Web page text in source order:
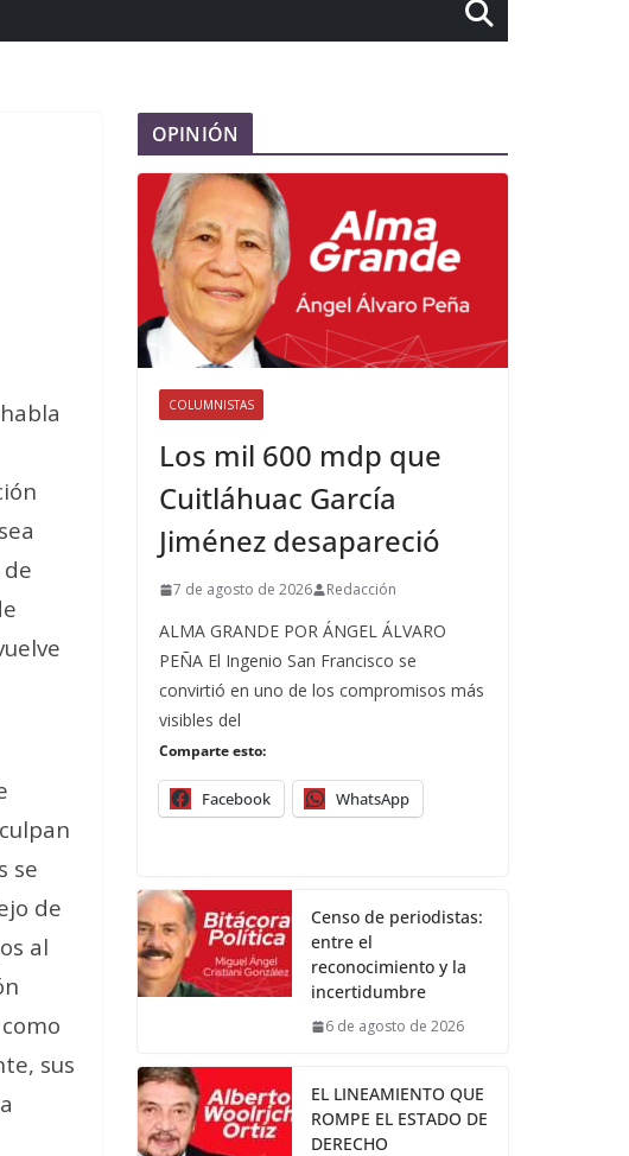
se
de
al
sus
OPINIÓN
COLUMNISTAS
Los mil 600 mdp que
Cuitláhuac García
Jiménez desapareció
7 de agosto de 2026 Redacción
ALMA GRANDE POR ÁNGEL ÁLVARO
PEÑA El Ingenio San Francisco se
convirtió en uno de los compromisos más
visibles del
Comparte esto:
Facebook WhatsApp
Censo de periodistas:
entre el
reconocimiento y la
incertidumbre
6 de agosto de 2026
EL LINEAMIENTO QUE
ROMPE EL ESTADO DE
DERECHO